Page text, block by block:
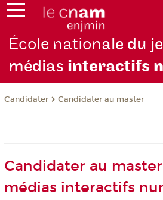
École nationale du
médias interactifs
Candidater Candidater au master
Candidater au
médias interactifs